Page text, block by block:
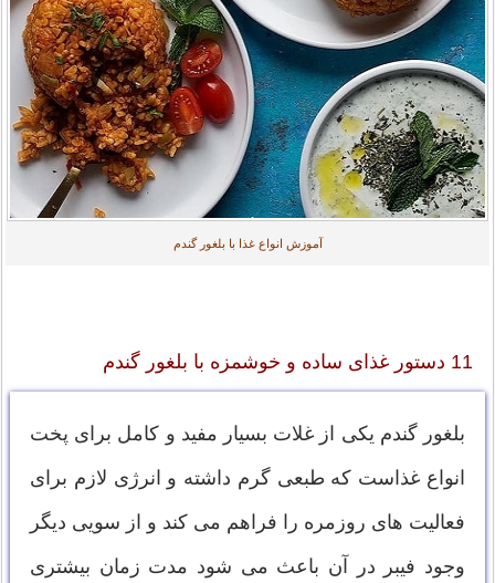
آموزش انواع غذا با بلغور گندم
11 دستور غذای ساده و خوشمزه با بلغور گندم
بلغور گندم یکی از غلات بسیار مفید و کامل برای پخت
انواع غذاست که طبعی گرم داشته و انرژی لازم برای
فعالیت های روزمره را فراهم می کند و از سویی دیگر
وجود فیبر در آن باعث می شود مدت زمان بیشتری